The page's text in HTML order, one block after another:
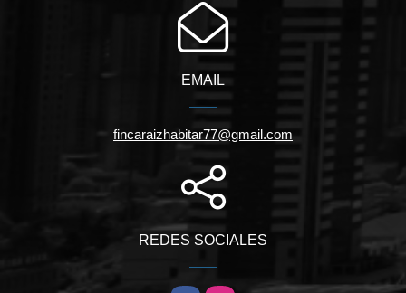
EMAIL
fincaraizhabitar77@gmail.com
REDES SOCIALES